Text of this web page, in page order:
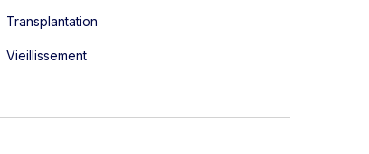
Transplantation
Vieillissement